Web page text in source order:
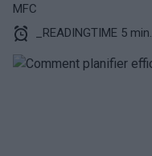
MFC
_READINGTIME 5 min.